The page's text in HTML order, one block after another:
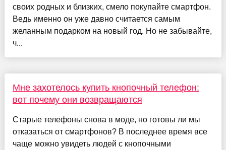
своих родных и близких, смело покупайте смартфон.
Ведь именно он уже давно считается самым
желанным подарком на новый год. Но не забывайте,
ч...
Мне захотелось купить кнопочный телефон:
вот почему они возвращаются
Старые телефоны снова в моде, но готовы ли мы
отказаться от смартфонов? В последнее время все
чаще можно увидеть людей с кнопочными